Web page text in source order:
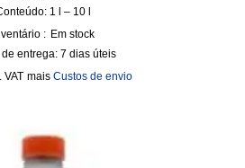
1 l – 10 l
: Em stock
de entrega: 7 dias úteis
VAT mais Custos de envio